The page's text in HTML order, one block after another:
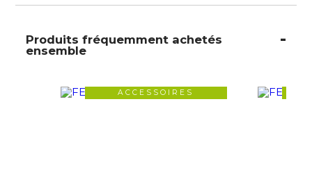
Produits fréquemment achetés
ensemble
ACCESSOIRES